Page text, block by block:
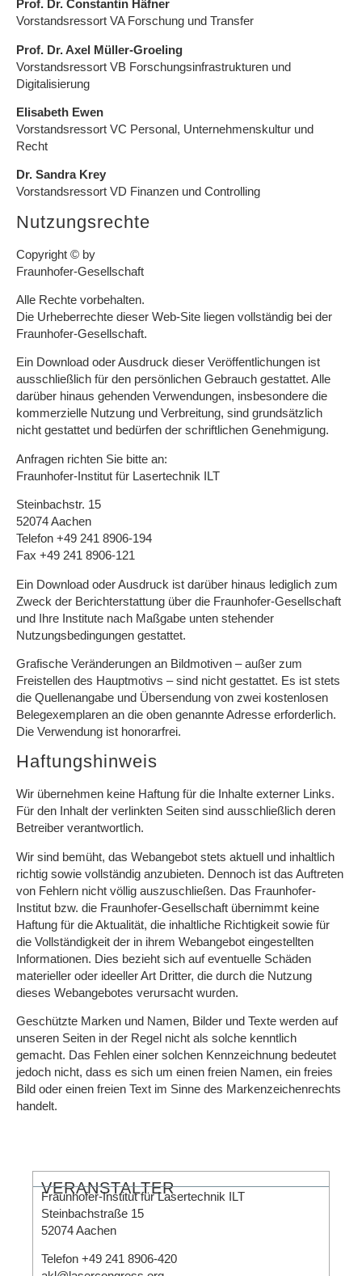
Prof. Dr. Constantin Häfner
Vorstandsressort VA Forschung und Transfer
Prof. Dr. Axel Müller-Groeling
Vorstandsressort VB Forschungsinfrastrukturen und
Digitalisierung
Elisabeth Ewen
Vorstandsressort VC Personal, Unternehmenskultur und
Recht
Dr. Sandra Krey
Vorstandsressort VD Finanzen und Controlling
Nutzungsrechte
Copyright © by
Fraunhofer-Gesellschaft
Alle Rechte vorbehalten.
Die Urheberrechte dieser Web-Site liegen vollständig bei der
Fraunhofer-Gesellschaft.
Ein Download oder Ausdruck dieser Veröffentlichungen ist
ausschließlich für den persönlichen Gebrauch gestattet. Alle
darüber hinaus gehenden Verwendungen, insbesondere die
kommerzielle Nutzung und Verbreitung, sind grundsätzlich
nicht gestattet und bedürfen der schriftlichen Genehmigung.
Anfragen richten Sie bitte an:
Fraunhofer-Institut für Lasertechnik ILT
Steinbachstr. 15
52074 Aachen
Telefon +49 241 8906-194
Fax +49 241 8906-121
Ein Download oder Ausdruck ist darüber hinaus lediglich zum
Zweck der Berichterstattung über die Fraunhofer-Gesellschaft
und Ihre Institute nach Maßgabe unten stehender
Nutzungsbedingungen gestattet.
Grafische Veränderungen an Bildmotiven – außer zum
Freistellen des Hauptmotivs – sind nicht gestattet. Es ist stets
die Quellenangabe und Übersendung von zwei kostenlosen
Belegexemplaren an die oben genannte Adresse erforderlich.
Die Verwendung ist honorarfrei.
Haftungshinweis
Wir übernehmen keine Haftung für die Inhalte externer Links.
Für den Inhalt der verlinkten Seiten sind ausschließlich deren
Betreiber verantwortlich.
Wir sind bemüht, das Webangebot stets aktuell und inhaltlich
richtig sowie vollständig anzubieten. Dennoch ist das Auftreten
von Fehlern nicht völlig auszuschließen. Das Fraunhofer-
Institut bzw. die Fraunhofer-Gesellschaft übernimmt keine
Haftung für die Aktualität, die inhaltliche Richtigkeit sowie für
die Vollständigkeit der in ihrem Webangebot eingestellten
Informationen. Dies bezieht sich auf eventuelle Schäden
materieller oder ideeller Art Dritter, die durch die Nutzung
dieses Webangebotes verursacht wurden.
Geschützte Marken und Namen, Bilder und Texte werden auf
unseren Seiten in der Regel nicht als solche kenntlich
gemacht. Das Fehlen einer solchen Kennzeichnung bedeutet
jedoch nicht, dass es sich um einen freien Namen, ein freies
Bild oder einen freien Text im Sinne des Markenzeichenrechts
handelt.
VERANSTALTER
Fraunhofer-Institut für Lasertechnik ILT
Steinbachstraße 15
52074 Aachen
Telefon +49 241 8906-420